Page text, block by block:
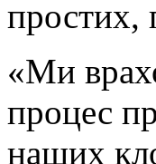
простих,
«Ми
процес
наших